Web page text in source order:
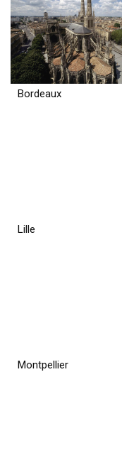
Bordeaux
Lille
Montpellier